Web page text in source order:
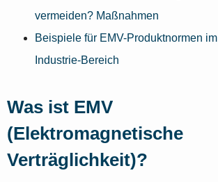
vermeiden? Maßnahmen
Beispiele für EMV-Produktnormen im
Industrie-Bereich
Was ist EMV
(Elektromagnetische
Verträglichkeit)?